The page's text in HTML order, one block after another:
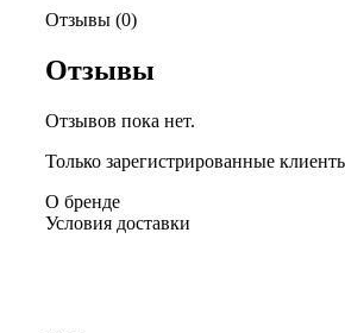
Отзывы (0)
Отзывы
Отзывов пока нет.
Только зарегистрированные
О бренде
Условия доставки